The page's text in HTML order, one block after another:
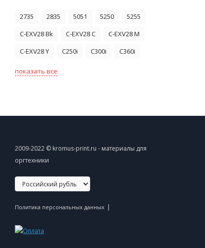
2735 2835 5051 5250
5255
C-EXV28 Bk
C-EXV28 C
C-EXV28 M
C-EXV28 Y
C250i C300i C360i
показать все
2009-2022 © kromus-print.ru - материалы для
оргтехники
Политика персональных данных |